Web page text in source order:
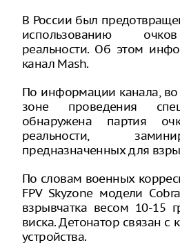
В России был
использованию
реальности. Об этом
канал Mash.
По информации канала,
зоне проведения
обнаружена партия
реальности,
предназначенных для
По словам военных
FPV Skyzone модели
взрывчатка весом 10-15
виска. Детонатор связан с
устройства.